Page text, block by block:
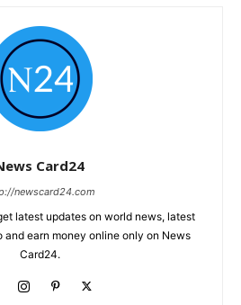
Card24
newscard24.com
latest updates on world news, latest
and earn money online only on News
Card24.